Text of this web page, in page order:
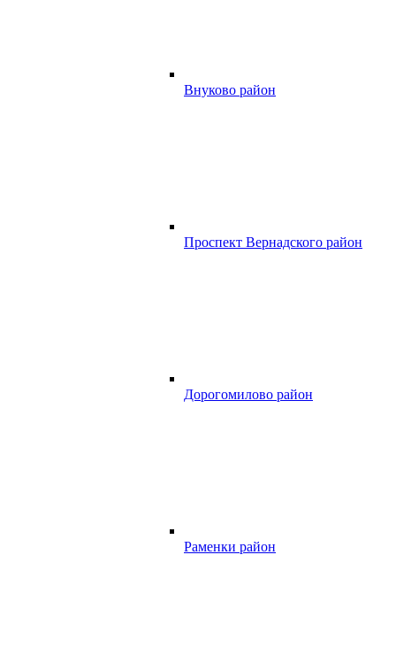
Внуково район
Проспект Вернадского район
Дорогомилово район
Раменки район